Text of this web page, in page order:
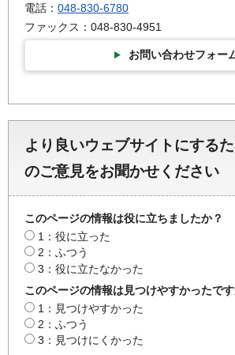
電話： 048-830-6780
ファックス：048-830-4951
お問い合わせフォー
より良いウェブサイトにする
のご意見をお聞かせください
このページの情報は役に立ちましたか？
1：役に立った
2：ふつう
3：役に立たなかった
このページの情報は見つけやすかったです
1：見つけやすかった
2：ふつう
3：見つけにくかった